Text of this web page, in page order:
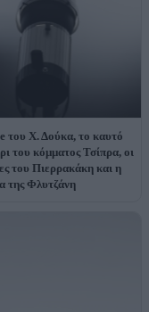
του Χ. Δούκα, το καυτό
του κόμματος Τσίπρα, οι
του Πιερρακάκη και η
της Φλυτζάνη